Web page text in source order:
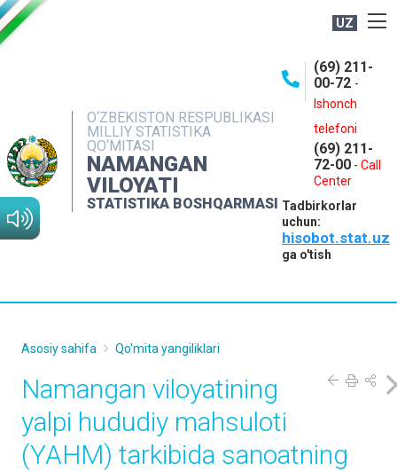
UZ
O‘ZBEKISTON RESPUBLIKASI
MILLIY STATISTIKA
QO‘MITASI
NAMANGAN
VILOYATI
STATISTIKA BOSHQARMASI
(69) 211-
00-72 -
Ishonch
telefoni
(69) 211-
72-00 - Call
Center
Tadbirkorlar
uchun:
hisobot.stat.uz
ga o'tish
NASHRLAR
INTERAKTIV XIZMATLAR
MATBUOT XIZMATI
MUROJAATLAR
Asosiy sahifa Qo'mita yangiliklari
Namangan viloyatining
yalpi hududiy mahsuloti
(YAHM) tarkibida sanoatning